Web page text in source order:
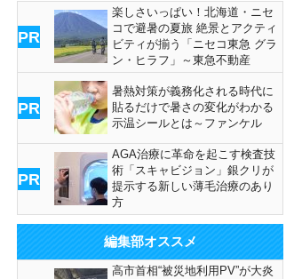
PR
楽しさいっぱい！北海道・ニセ
コで避暑の夏旅 絶景とアクティ
ビティが揃う「ニセコ東急 グラ
ン・ヒラフ」～東急不動産
PR
暑熱対策が義務化される時代に
貼るだけで暑さの変化がわかる
示温シールとは～ファンケル
PR
AGA治療に革命を起こす検査技
術「スキャビジョン」銀クリが
提示する新しい薄毛治療のあり
方
編集部オススメ
高市首相“被災地利用PV”が大炎